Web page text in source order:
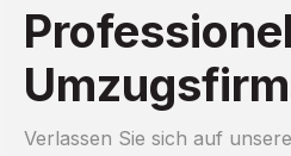
Verlassen Sie sich auf